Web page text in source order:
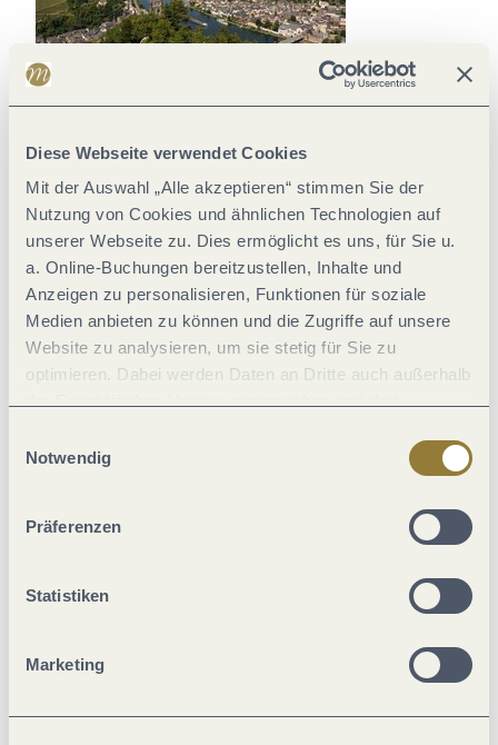
Diese Webseite verwendet Cookies
Mit der Auswahl „Alle akzeptieren“ stimmen Sie der
Nutzung von Cookies und ähnlichen Technologien auf
unserer Webseite zu. Dies ermöglicht es uns, für Sie u.
a. Online-Buchungen bereitzustellen, Inhalte und
Anzeigen zu personalisieren, Funktionen für soziale
Medien anbieten zu können und die Zugriffe auf unsere
Website zu analysieren, um sie stetig für Sie zu
optimieren. Dabei werden Daten an Dritte auch außerhalb
jederzeit widerrufen werden. Mit der Auswahl "Alle
ablehnen" kann es zu Beeinträchtigungen in der Nutzung
Notwendig
Präferenzen
Statistiken
Marketing
Moselregion Traben-Trarbach - Kröv
Saisonauftakt zu Ostern
rund um den Alten
Stadtturm in Traben-
Trarbach
Traben-Trarbach eröffnet zu Ostern die neue Saison mit einem
vielseitigen Veranstaltungs- und Freizeitangebot rund um…